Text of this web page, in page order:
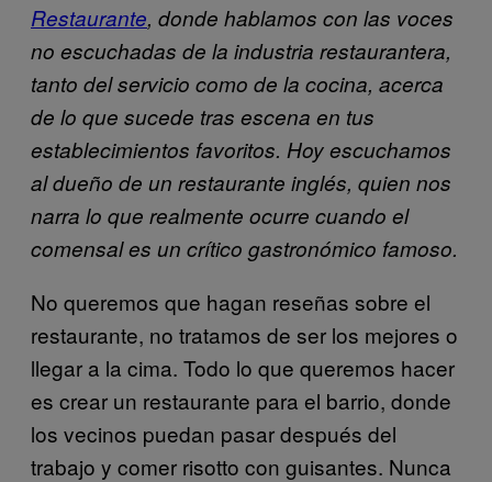
Restaurante, donde hablamos con las voces
no escuchadas de la industria restaurantera,
tanto del servicio como de la cocina, acerca
de lo que sucede tras escena en tus
establecimientos favoritos. Hoy escuchamos
al dueño de un restaurante inglés, quien nos
narra lo que realmente ocurre cuando el
comensal es un crítico gastronómico famoso.
No queremos que hagan reseñas sobre el
restaurante, no tratamos de ser los mejores o
llegar a la cima. Todo lo que queremos hacer
es crear un restaurante para el barrio, donde
los vecinos puedan pasar después del
trabajo y comer risotto con guisantes. Nunca